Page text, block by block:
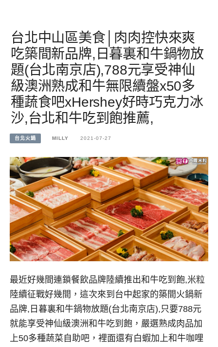
台北中山區美食│肉肉控快來爽
吃築間新品牌,日暮裏和牛鍋物放
題(台北南京店),788元享受神仙
級澳洲熟成和牛無限續盤x50多
種蔬食吧xHershey好時巧克力冰
沙,台北和牛吃到飽推薦,
台北火鍋 MILLY 2021-07-27
最近好幾間連鎖餐飲品牌陸續推出和牛吃到飽,米粒
陸續征戰好幾間，這次來到台中起家的築間火鍋新
品牌,日暮裏和牛鍋物放題(台北南京店),只要788元
就能享受神仙級澳洲和牛吃到飽，嚴選熟成肉品加
上50多種蔬菜自助吧，裡面還有白蝦加上和牛咖哩